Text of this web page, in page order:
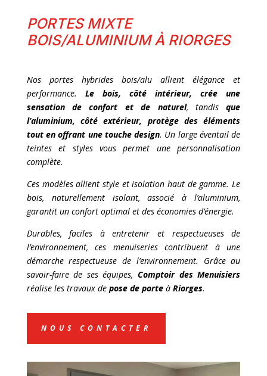
PORTES MIXTE
BOIS/ALUMINIUM À RIORGES
Nos portes hybrides bois/alu allient élégance et
performance. Le bois, côté intérieur, crée une
sensation de confort et de naturel, tandisque
l’aluminium, côté extérieur, protège des éléments
tout en offrant une touche design. Un large éventail de
teintes et styles vous permet une personnalisation
complète.
Ces modèles allient style et isolation haut de gamme. Le
bois, naturellement isolant, associé à l’aluminium,
garantit un confort optimal et des économies d’énergie.
Durables, faciles à entretenir et respectueuses de
l’environnement, ces menuiseries contribuent à une
démarche respectueuse de l’environnement. Grâce au
savoir-faire de ses équipes,Comptoir des Menuisiers
réalise les travaux de pose de porteà Riorges.
NOUS CONTACTER